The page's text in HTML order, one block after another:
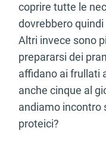
coprire tutte le
dovrebbero
Altri invece sono
prepararsi dei
affidano ai frullati
anche cinque al
andiamo incontro
proteici?